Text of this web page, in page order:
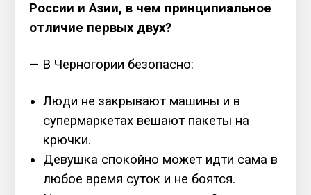
России и Азии, в чем принципиальное
отличие первых двух?
— В Черногории безопасно:
Люди не закрывают машины и в
супермаркетах вешают пакеты на
крючки.
Девушка спокойно может идти сама в
любое время суток и не боятся.